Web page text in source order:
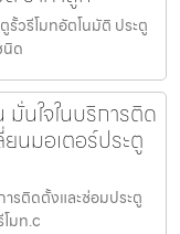
รั้วรีโมทอัตโนมัติ ประตู
นิด
นใจในบริการติด
นมอเตอร์ประตู
รติดตั้งและซ่อมประตู
มท.c